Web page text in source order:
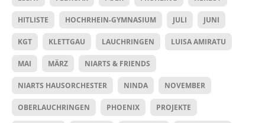
HITLISTE HOCHRHEIN-GYMNASIUM JULI JUNI
KGT KLETTGAU LAUCHRINGEN LUISA AMIRATU
MAI MÄRZ NIARTS & FRIENDS
NIARTS HAUSORCHESTER NINDA NOVEMBER
OBERLAUCHRINGEN PHOENIX PROJEKTE